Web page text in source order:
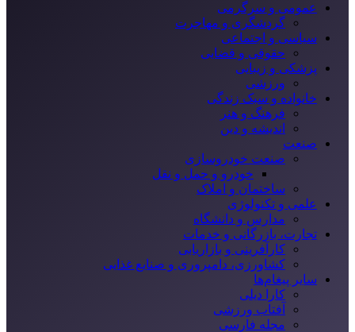
عمومی و سرگرمی
گردشگری و مهاجرت
سیاسی و اجتماعی
حقوقی و قضایی
پزشکی و زیبایی
ورزشی
خانواده و سبک زندگی
فرهنگ و هنر
اندیشه و دین
صنعت
صنعت خودروسازی
خودرو و حمل و نقل
ساختمان و املاک
علمی و تکنولوژی
مدارس و دانشگاه
تجارت، بازرگانی و خدمات
کارآفرینی و بازاریابی
کشاورزی، دامپروری و صنایع غذایی
سایر پیغام‌ها
کارا دیلی
آفتاب ورزشی
مجله فارسی